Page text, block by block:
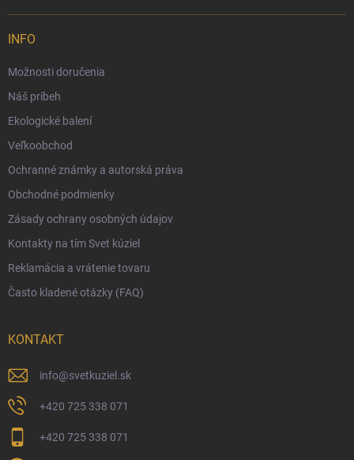
Darčekový radca 🎁
Moja objednávka
Reklamácia a vrátenie tovaru
Vernostný program
Veľkoobchod
Ekologické balenie objednávok
Obchodné podmienky
Zásady ochrany osobných údajov
INFO
Možnosti doručenia
Náš príbeh
Ekologické balení
Veľkoobchod
Ochranné známky a autorská práva
Obchodné podmienky
Zásady ochrany osobných údajov
Kontakty na tím Svet kúziel
Reklamácia a vrátenie tovaru
Často kladené otázky (FAQ)
KONTAKT
info@svetkuziel.sk
+420 725 338 071
+420 725 338 071